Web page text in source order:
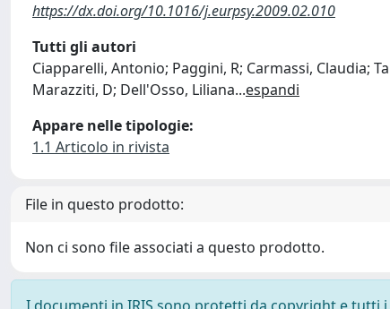
https://dx.doi.org/10.1016/j.eurpsy.2009.02.010
Tutti gli autori
Ciapparelli, Antonio; Paggini, R; Carmassi, Claudia;
Marazziti, D; Dell'Osso, Liliana...espandi
Appare nelle tipologie:
1.1 Articolo in rivista
File in questo prodotto:
Non ci sono file associati a questo prodotto.